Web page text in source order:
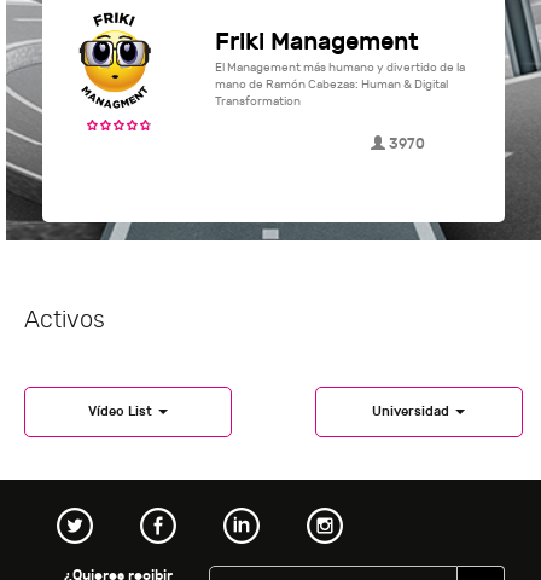
Friki Management
El Management más humano y divertido de la
mano de Ramón Cabezas: Human & Digital
Transformation
3970
Activos
Vídeo List Universidad
¿Quieres recibir